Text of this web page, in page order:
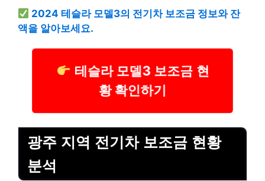
2024 테슬라 모델3의 전기차 보조금 정보와 잔
액을 알아보세요.
테슬라 모델3 보조금 현
황 확인하기
광주 지역 전기차 보조금 현황
분석